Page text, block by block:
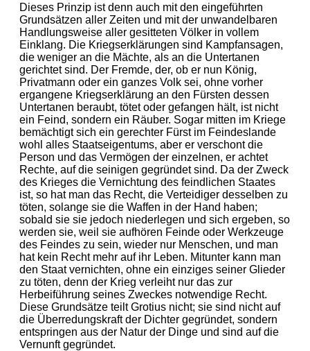
Dieses Prinzip ist denn auch mit den eingeführten
Grundsätzen aller Zeiten und mit der unwandelbaren
Handlungsweise aller gesitteten Völker in vollem
Einklang. Die Kriegserklärungen sind Kampfansagen,
die weniger an die Mächte, als an die Untertanen
gerichtet sind. Der Fremde, der, ob er nun König,
Privatmann oder ein ganzes Volk sei, ohne vorher
ergangene Kriegserklärung an den Fürsten dessen
Untertanen beraubt, tötet oder gefangen hält, ist nicht
ein Feind, sondern ein Räuber. Sogar mitten im Kriege
bemächtigt sich ein gerechter Fürst im Feindeslande
wohl alles Staatseigentums, aber er verschont die
Person und das Vermögen der einzelnen, er achtet
Rechte, auf die seinigen gegründet sind. Da der Zweck
des Krieges die Vernichtung des feindlichen Staates
ist, so hat man das Recht, die Verteidiger desselben zu
töten, solange sie die Waffen in der Hand haben;
sobald sie sie jedoch niederlegen und sich ergeben, so
werden sie, weil sie aufhören Feinde oder Werkzeuge
des Feindes zu sein, wieder nur Menschen, und man
hat kein Recht mehr auf ihr Leben. Mitunter kann man
den Staat vernichten, ohne ein einziges seiner Glieder
zu töten, denn der Krieg verleiht nur das zur
Herbeiführung seines Zweckes notwendige Recht.
Diese Grundsätze teilt Grotius nicht; sie sind nicht auf
die Überredungskraft der Dichter gegründet, sondern
entspringen aus der Natur der Dinge und sind auf die
Vernunft gegründet.